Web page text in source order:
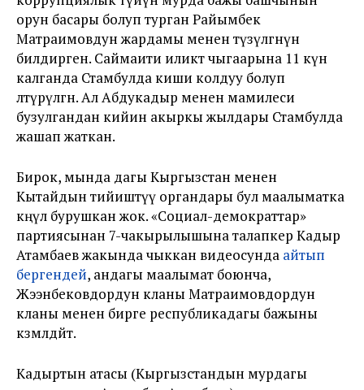
орун басары болуп турган Райымбек
Матраимовдун жардамы менен түзүлгөнүн
билдирген. Саймаити иликтөө чыгаарына 11 күн
калганда Стамбулда киши колдуу болуп
өлтүрүлгөн. Ал Абдукадыр менен мамилеси
бузулгандан кийин акыркы жылдары Стамбулда
жашап жаткан.
Бирок, мында дагы Кыргызстан менен
Кытайдын тийиштүү органдары бул маалыматка
көңүл бурушкан жок. «Социал-демократтар»
партиясынан 7-чакырылышына талапкер Кадыр
Атамбаев жакында чыккан видеосунда айтып
бергендей, андагы маалымат боюнча,
Жээнбековдордун кланы Матраимовдордун
кланы менен бирге республикадагы бажыны
көзөмөлдөйт.
Кадыртын атасы (Кыргызстандын мурдагы